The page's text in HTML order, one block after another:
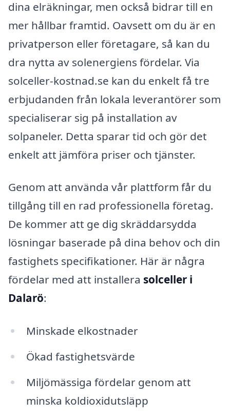
dina elräkningar, men också bidrar till en
mer hållbar framtid. Oavsett om du är en
privatperson eller företagare, så kan du
dra nytta av solenergiens fördelar. Via
solceller-kostnad.se kan du enkelt få tre
erbjudanden från lokala leverantörer som
specialiserar sig på installation av
solpaneler. Detta sparar tid och gör det
enkelt att jämföra priser och tjänster.
Genom att använda vår plattform får du
tillgång till en rad professionella företag.
De kommer att ge dig skräddarsydda
lösningar baserade på dina behov och din
fastighets specifikationer. Här är några
fördelar med att installera solceller i
Dalarö:
Minskade elkostnader
Ökad fastighetsvärde
Miljömässiga fördelar genom att
minska koldioxidutsläpp